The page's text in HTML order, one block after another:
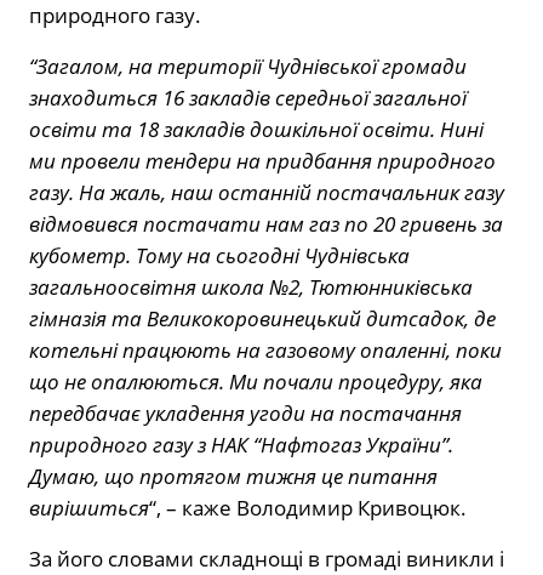
природного газу.
“Загалом, на території Чуднівської громади
знаходиться 16 закладів середньої загальної
освіти та 18 закладів дошкільної освіти. Нині
ми провели тендери на придбання природного
газу. На жаль, наш останній постачальник газу
відмовився постачати нам газ по 20 гривень за
кубометр. Тому на сьогодні Чуднівська
загальноосвітня школа №2, Тютюнниківська
гімназія та Великокоровинецький дитсадок, де
котельні працюють на газовому опаленні, поки
що не опалюються. Ми почали процедуру, яка
передбачає укладення угоди на постачання
природного газу з НАК “Нафтогаз України”.
Думаю, що протягом тижня це питання
вирішиться“, – каже Володимир Кривоцюк.
За його словами складнощі в громаді виникли і